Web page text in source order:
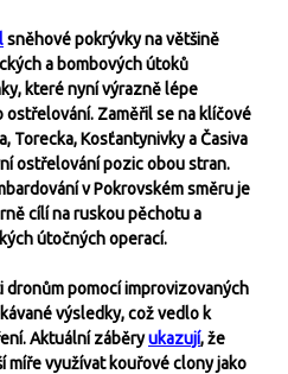
sněhové pokrývky na většině
a bombových útoků
které nyní výrazně lépe
Zaměřil se na klíčové
Torecka, Kosťantynivky a Časiva
ostřelování pozic obou stran.
v Pokrovském směru je
cílí na ruskou pěchotu a
útočných operací.
dronům pomocí improvizovaných
výsledky, což vedlo k
Aktuální záběryukazují, že
míře využívat kouřové clony jako